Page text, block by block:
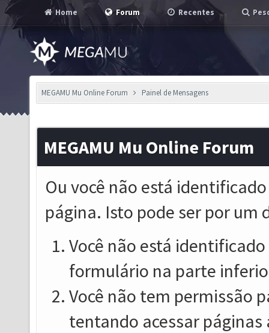
Home Forum Recentes
MEGAMU Mu Online Forum Painel de Mensagens
MEGAMU Mu Online Forum
Ou você não está
página. Isto pode ser por um
Você não está
formulário na parte
Você não tem permissão
tentando acessar